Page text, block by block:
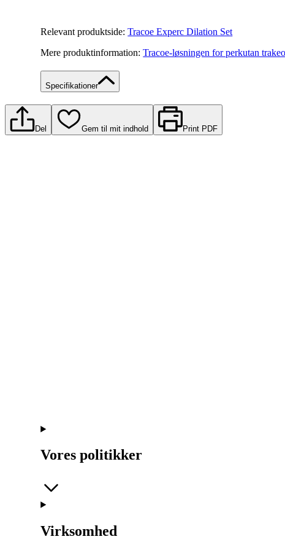
Relevant produktside: Tracoe Experc Dilation Set
Mere produktinformation: Tracoe-løsningen for perkutan
Specifikationer
Del Gem til mit indhold Print PDF
Vores politikker
Virksomhed